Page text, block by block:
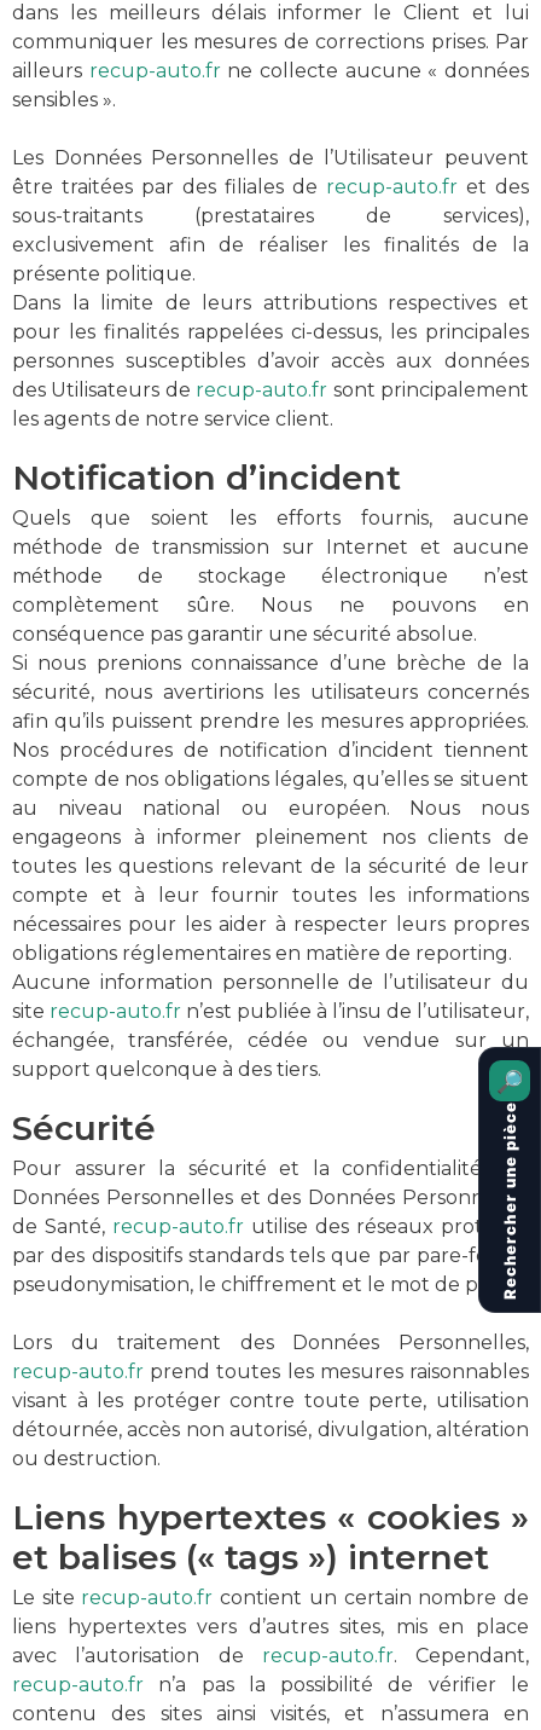
dans les meilleurs délais informer le Client et lui
communiquer les mesures de corrections prises. Par
ailleurs recup-auto.frne collecte aucune « données
sensibles ».
Les Données Personnelles de l’Utilisateur peuvent
être traitées par des filiales de recup-auto.fr et des
sous-traitants (prestataires de services),
exclusivement afin de réaliser les finalités de la
présente politique.
Dans la limite de leurs attributions respectives et
pour les finalités rappelées ci-dessus, les principales
personnes susceptibles d’avoir accès aux données
des Utilisateurs de recup-auto.fr sont principalement
les agents de notre service client.
Notification d’incident
Quels que soient les efforts fournis, aucune
méthode de transmission sur Internet et aucune
méthode de stockage électronique n’est
complètement sûre. Nous ne pouvons en
conséquence pas garantir une sécurité absolue.
Si nous prenions connaissance d’une brèche de la
sécurité, nous avertirions les utilisateurs concernés
afin qu’ils puissent prendre les mesures appropriées.
Nos procédures de notification d’incident tiennent
compte de nos obligations légales, qu’elles se situent
au niveau national ou européen. Nous nous
engageons à informer pleinement nos clients de
toutes les questions relevant de la sécurité de leur
compte et à leur fournir toutes les informations
nécessaires pour les aider à respecter leurs propres
obligations réglementaires en matière de reporting.
Aucune information personnelle de l’utilisateur du
site recup-auto.fr n’est publiée à l’insu de l’utilisateur,
échangée, transférée, cédée ou vendue sur un
support quelconque à des tiers.
Sécurité
Pour assurer la sécurité et la confidentialité des
Données Personnelles et des Données Personnelles
de Santé, recup-auto.fr utilise des réseaux protégés
par des dispositifs standards tels que par pare-feu, la
pseudonymisation, le chiffrement et le mot de passe.
Lors du traitement des Données Personnelles,
recup-auto.fr prend toutes les mesures raisonnables
visant à les protéger contre toute perte, utilisation
détournée, accès non autorisé, divulgation, altération
ou destruction.
Liens hypertextes « cookies »
et balises (« tags ») internet
Le site recup-auto.fr contient un certain nombre de
liens hypertextes vers d’autres sites, mis en place
avec l’autorisation de recup-auto.fr. Cependant,
recup-auto.fr n’a pas la possibilité de vérifier le
contenu des sites ainsi visités, et n’assumera en
🔎
Rechercher une pièce